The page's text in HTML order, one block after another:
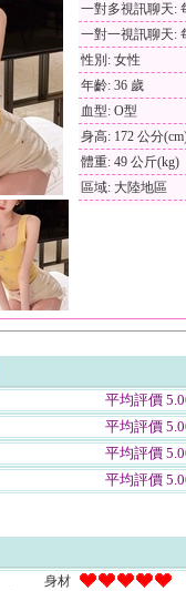
一對多視訊聊天:
一對一視訊聊天:
性別: 女性
年齡: 36 歲
血型: O型
身高: 172 公分
體重: 49 公斤(kg)
區域: 大陸地區
平均評價
平均評價
平均評價
平均評價
身材